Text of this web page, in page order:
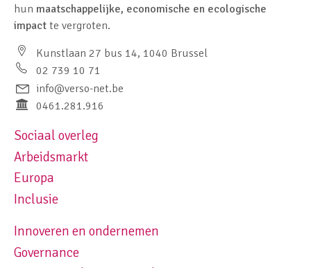
hun maatschappelijke, economische en ecologische
impact te vergroten.
Kunstlaan 27 bus 14, 1040 Brussel
02 739 10 71
info@verso-net.be
0461.281.916
Footer navigation left
Sociaal overleg
Arbeidsmarkt
Europa
Inclusie
Footer navigation right
Innoveren en ondernemen
Governance